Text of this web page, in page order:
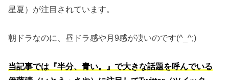
星夏）が注目されています。
朝ドラなのに、昼ドラ感や月9感が凄いのです(^_^;)
当記事では『半分、青い。』で大きな話題を呼んでいる